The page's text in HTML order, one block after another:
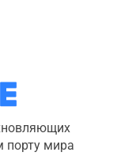
порту мира